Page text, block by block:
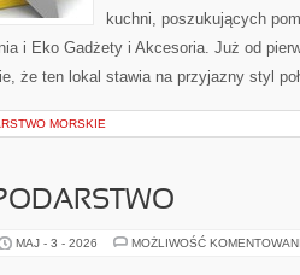
kuchni, poszukujących
i Eko Gadżety i Akcesoria. Już od
że ten lokal stawia na przyjazny styl
MORSKIE
MAJ - 3 - 2026 MOŻLIWOŚĆ